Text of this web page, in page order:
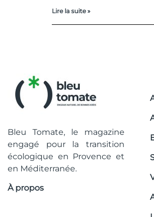
Lire la suite »
Bleu Tomate, le magazine
engagé pour la transition
écologique en Provence et
en Méditerranée.
À propos